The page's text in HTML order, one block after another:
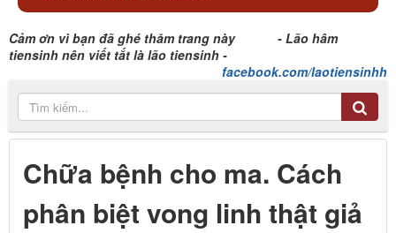
Cảm ơn vì bạn đã ghé thăm trang này - Lão hâm
tiensinh nên viết tắt là lão tiensinh -
facebook.com/laotiensinhh
Chữa bệnh cho ma. Cách
phân biệt vong linh thật giả